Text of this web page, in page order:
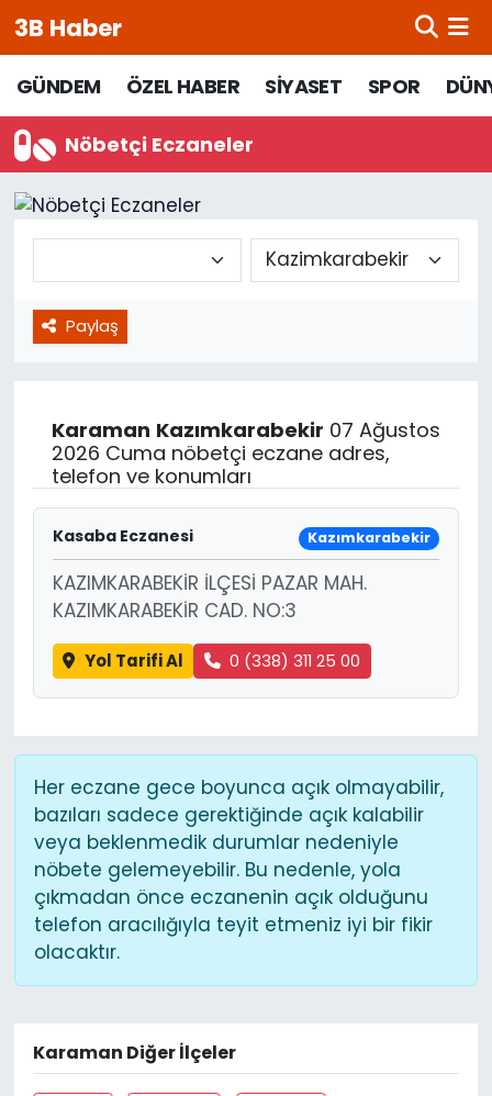
3B Haber
GÜNDEM ÖZEL HABER SİYASET SPOR
Nöbetçi Eczaneler
Paylaş
Karaman Kazımkarabekir 07 Ağustos
2026 Cuma nöbetçi eczane adres,
telefon ve konumları
Kasaba Eczanesi Kazımkarabekir
KAZIMKARABEKİR İLÇESİ PAZAR MAH.
KAZIMKARABEKİR CAD. NO:3
Yol Tarifi Al 0 (338) 311 25 00
Her eczane gece boyunca açık olmayabilir,
bazıları sadece gerektiğinde açık kalabilir
veya beklenmedik durumlar nedeniyle
nöbete gelemeyebilir. Bu nedenle, yola
çıkmadan önce eczanenin açık olduğunu
telefon aracılığıyla teyit etmeniz iyi bir fikir
olacaktır.
Karaman Diğer İlçeler
Beypazarı Hava Durumu
Beypazarı Trafik Yoğunluk Haritası
Süper Lig Puan Durumu ve Fikstür
Son Dakika Haberleri